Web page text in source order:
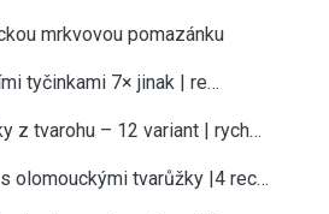
mrkvovou pomazánku
tyčinkami 7× jinak | re…
z tvarohu – 12 variant | rych…
olomouckými tvarůžky |4 rec…